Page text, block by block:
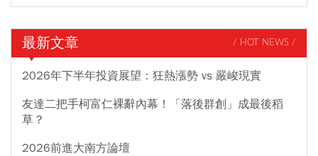
最新文章 / HOT NEWS /
2026年下半年投資展望：狂熱漲勢 vs 嚴峻現實
友達二把手柯富仁裸辭內幕！「落後群創」成最後稻
草？
2026前進大南方論壇